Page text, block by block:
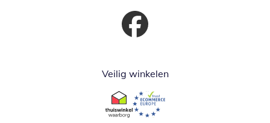
Opent in nieuw venster
Veilig winkelen
Opent in nieuw venster
Opent in nieuw venster